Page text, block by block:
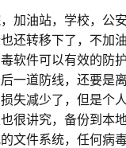
油站，学校，公
还转移下了，不加
软件可以有效的防
一道防线，还要是
失减少了，但是个
很讲究，备份到本
文件系统，任何病